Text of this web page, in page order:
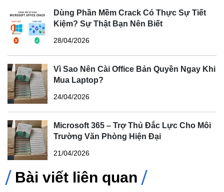
Dùng Phần Mềm Crack Có Thực Sự Tiết
Kiệm? Sự Thật Bạn Nên Biết
28/04/2026
Vì Sao Nên Cài Office Bản Quyền Ngay Khi
Mua Laptop?
24/04/2026
Microsoft 365 – Trợ Thủ Đắc Lực Cho Môi
Trường Văn Phòng Hiện Đại
21/04/2026
Bài viết liên quan